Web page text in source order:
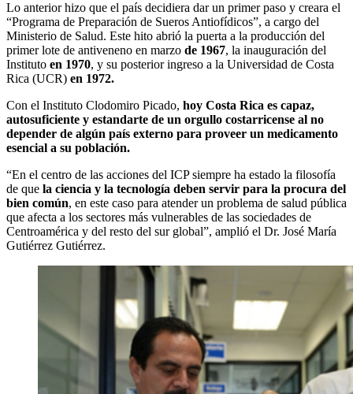
Lo anterior hizo que el país decidiera dar un primer paso y creara el
“Programa de Preparación de Sueros Antiofídicos”, a cargo del
Ministerio de Salud. Este hito abrió la puerta a la producción del
primer lote de antiveneno en marzo de 1967, la inauguración del
Instituto en 1970, y su posterior ingreso a la Universidad de Costa
Rica (UCR) en 1972.
Con el Instituto Clodomiro Picado, hoy Costa Rica es capaz,
autosuficiente y estandarte de un orgullo costarricense al no
depender de algún país externo para proveer un medicamento
esencial a su población.
“En el centro de las acciones del ICP siempre ha estado la filosofía
de que la ciencia y la tecnología deben servir para la procura del
bien común, en este caso para atender un problema de salud pública
que afecta a los sectores más vulnerables de las sociedades de
Centroamérica y del resto del sur global”, amplió el Dr. José María
Gutiérrez Gutiérrez.